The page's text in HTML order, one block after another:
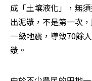
成「土壤液化」，無
出泥漿，不是第一次
一級地震，導致70餘
漿。